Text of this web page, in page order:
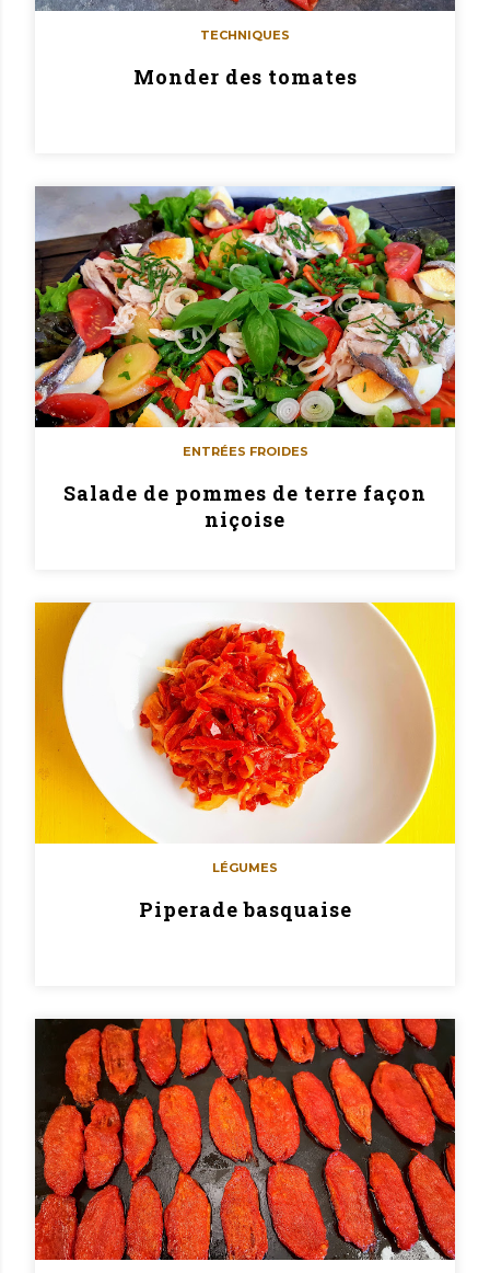
TECHNIQUES
Monder des tomates
ENTRÉES FROIDES
Salade de pommes de terre façon
niçoise
LÉGUMES
Piperade basquaise